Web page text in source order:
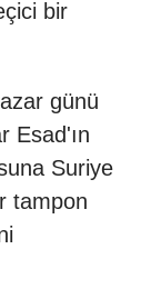
bir
günü
Esad'ın
Suriye
tampon